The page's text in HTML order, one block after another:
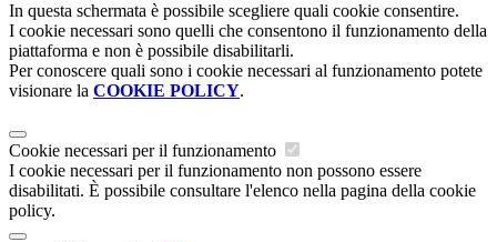
In questa schermata è possibile scegliere quali cookie consentire.
I cookie necessari sono quelli che consentono il funzionamento della
piattaforma e non è possibile disabilitarli.
Per conoscere quali sono i cookie necessari al funzionamento potete
visionare la COOKIE POLICY.
Cookie necessari per il funzionamento
I cookie necessari per il funzionamento non possono essere
disabilitati. È possibile consultare l'elenco nella pagina della cookie
policy.